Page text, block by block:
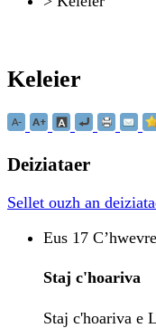
Keleier
Deiziataer
Sellet ouzh an
Eus 17
Staj c'hoariva
Staj c'hoariva e